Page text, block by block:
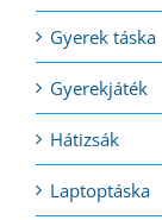
Gyerek táska
Gyerekjáték
Hátizsák
Laptoptáska